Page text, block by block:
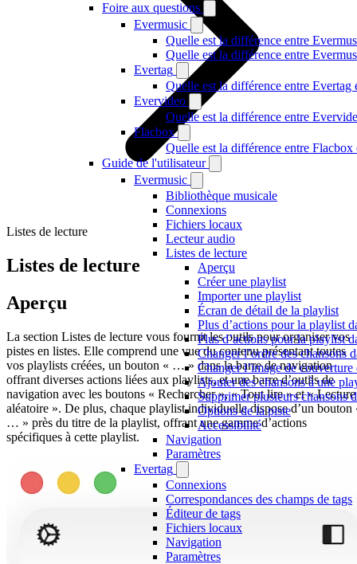
Foire aux questions
Evermusic
Quelle est la différence entre
Quelle est la différence entre
Evertag
Quelle est la différence entre Evertag
Evervideo
Quelle est la différence entre
Flacbox
Quelle est la différence entre
Guide de l'utilisateur
Evermusic
Bibliothèque musicale
Connexions
Fichiers locaux
Lecteur audio
Listes de lecture
Aperçu
Créer une playlist
Importer une playlist
Écran de détail de la playlist
Plus d’actions pour la playlist
Plus d’actions pour la playlist
Changer l’ordre des chansons
Changer l’image de
Ajouter des chansons à une
Supprimer plusieurs chansons
Options de la piste
Accessibilité
Navigation
Paramètres
Evertag
Connexions
Correspondances des champs de tags
Éditeur de tags
Fichiers locaux
Navigation
Paramètres
Listes de lecture
Listes de lecture
Aperçu
La section Listes de lecture vous fournit les outils pour organiser vos
pistes en listes. Elle comprend une vue du contenu présentant toutes
vos playlists créées, un bouton « … » dans la barre de navigation
offrant diverses actions liées aux playlists, et une barre d’outils de
navigation avec les boutons « Rechercher », « Tout lire » et « Lecture
aléatoire ». De plus, chaque playlist individuelle dispose d’un bouton
… » près du titre de la playlist, offrant une gamme d’actions
spécifiques à cette playlist.